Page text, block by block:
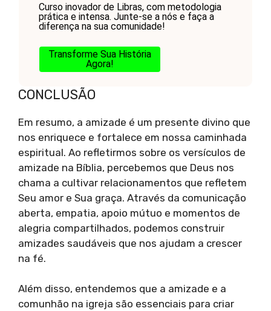
Curso inovador de Libras, com metodologia
prática e intensa. Junte-se a nós e faça a
diferença na sua comunidade!
Transforme Sua História
Agora!
CONCLUSÃO
Em resumo, a amizade é um presente divino que
nos enriquece e fortalece em nossa caminhada
espiritual. Ao refletirmos sobre os versículos de
amizade na Bíblia, percebemos que Deus nos
chama a cultivar relacionamentos que refletem
Seu amor e Sua graça. Através da comunicação
aberta, empatia, apoio mútuo e momentos de
alegria compartilhados, podemos construir
amizades saudáveis que nos ajudam a crescer
na fé.
Além disso, entendemos que a amizade e a
comunhão na igreja são essenciais para criar